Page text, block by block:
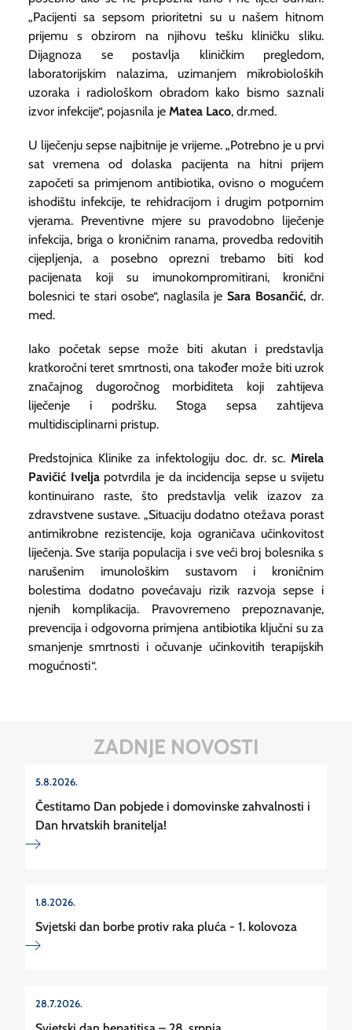
„Pacijenti sa sepsom prioritetni su u našem hitnom
prijemu s obzirom na njihovu tešku kliničku sliku.
Dijagnoza se postavlja kliničkim pregledom,
laboratorijskim nalazima, uzimanjem mikrobioloških
uzoraka i radiološkom obradom kako bismo saznali
izvor infekcije“, pojasnila je Matea Laco, dr.med.
U liječenju sepse najbitnije je vrijeme. „Potrebno je u prvi
sat vremena od dolaska pacijenta na hitni prijem
započeti sa primjenom antibiotika, ovisno o mogućem
ishodištu infekcije, te rehidracijom i drugim potpornim
vjerama. Preventivne mjere su pravodobno liječenje
infekcija, briga o kroničnim ranama, provedba redovitih
cijepljenja, a posebno oprezni trebamo biti kod
pacijenata koji su imunokompromitirani, kronični
bolesnici te stari osobe“, naglasila jeSara Bosančić, dr.
med.
Iako početak sepse može biti akutan i predstavlja
kratkoročni teret smrtnosti, ona također može biti uzrok
značajnog dugoročnog morbiditeta koji zahtijeva
liječenje i podršku. Stoga sepsa zahtijeva
multidisciplinarni pristup.
Predstojnica Klinike za infektologiju doc. dr. sc. Mirela
Pavičić Ivelja potvrdila je da incidencija sepse u svijetu
kontinuirano raste, što predstavlja velik izazov za
zdravstvene sustave. „Situaciju dodatno otežava porast
antimikrobne rezistencije, koja ograničava učinkovitost
liječenja. Sve starija populacija i sve veći broj bolesnika s
narušenim imunološkim sustavom i kroničnim
bolestima dodatno povećavaju rizik razvoja sepse i
njenih komplikacija. Pravovremeno prepoznavanje,
prevencija i odgovorna primjena antibiotika ključni su za
smanjenje smrtnosti i očuvanje učinkovitih terapijskih
mogućnosti“.
ZADNJE NOVOSTI
5.8.2026.
Čestitamo Dan pobjede i domovinske zahvalnosti i
Dan hrvatskih branitelja!
1.8.2026.
Svjetski dan borbe protiv raka pluća - 1. kolovoza
28.7.2026.